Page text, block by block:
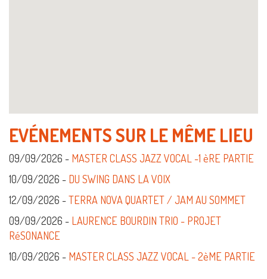
EVÉNEMENTS SUR LE MÊME LIEU
09/09/2026 - MASTER CLASS JAZZ VOCAL -1 èRE PARTIE
10/09/2026 - DU SWING DANS LA VOIX
12/09/2026 -TERRA NOVA QUARTET / JAM AU SOMMET
09/09/2026 - LAURENCE BOURDIN TRIO - PROJET
RéSONANCE
10/09/2026 - MASTER CLASS JAZZ VOCAL - 2èME PARTIE